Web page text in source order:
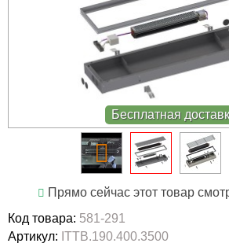
Бесплатная
Прямо сейчас этот товар
Код товара: 581-291
Артикул: ITTB.190.400.3500